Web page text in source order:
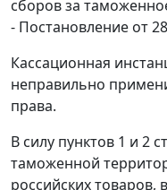
сборов за
- Постановление от
Кассационная
неправильно
права.
В силу пунктов 1 и 2
таможенной
российских